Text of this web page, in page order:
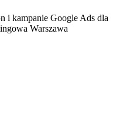
i kampanie Google Ads dla
Warszawa